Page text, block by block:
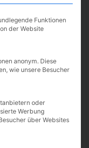
auch ganze
mussten dazu
einzeln
für die eine
Funktionen
der Website
anonym. Diese
wie unsere Besucher
oder
Werbung
über Websites